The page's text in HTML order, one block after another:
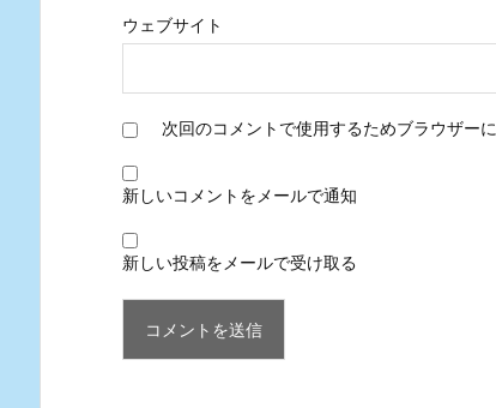
ウェブサイト
次回のコメントで使用するためブラウザー
新しいコメントをメールで通知
新しい投稿をメールで受け取る